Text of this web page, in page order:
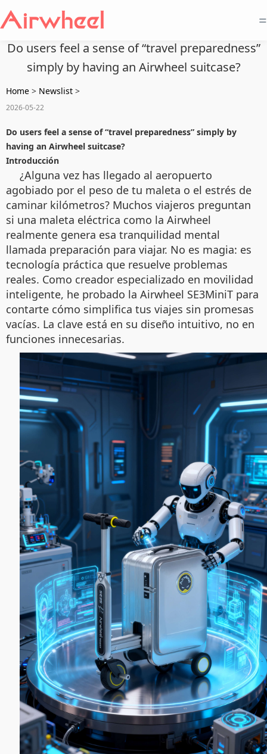
=
Do users feel a sense of “travel preparedness”
simply by having an Airwheel suitcase?
Home > Newslist >
2026-05-22
Do users feel a sense of “travel preparedness” simply by
having an Airwheel suitcase?
Introducción
¿Alguna vez has llegado al aeropuerto
agobiado por el peso de tu maleta o el estrés de
caminar kilómetros? Muchos viajeros preguntan
si una maleta eléctrica como la Airwheel
realmente genera esa tranquilidad mental
llamada preparación para viajar. No es magia: es
tecnología práctica que resuelve problemas
reales. Como creador especializado en movilidad
inteligente, he probado la Airwheel SE3MiniT para
contarte cómo simplifica tus viajes sin promesas
vacías. La clave está en su diseño intuitivo, no en
funciones innecesarias.